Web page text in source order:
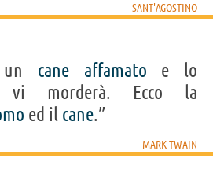
SANT'AGOSTINO
un cane affamato e lo
vi morderà. Ecco la
ed il cane.”
MARK TWAIN